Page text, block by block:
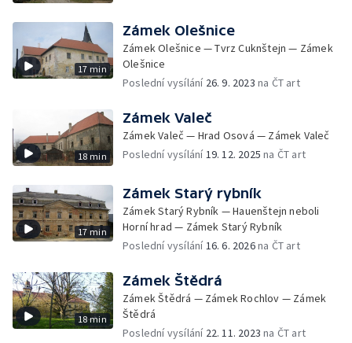
17 min
Zámek Olešnice
Zámek Olešnice — Tvrz Cuknštejn — Zámek
Olešnice
Poslední vysílání 26. 9. 2023 na ČT art
18 min
Zámek Valeč
Zámek Valeč — Hrad Osová — Zámek Valeč
Poslední vysílání19. 12. 2025 na ČT art
17 min
Zámek Starý rybník
Zámek Starý Rybník — Hauenštejn neboli
Horní hrad — Zámek Starý Rybník
Poslední vysílání16. 6. 2026na ČT art
18 min
Zámek Štědrá
Zámek Štědrá — Zámek Rochlov — Zámek
Štědrá
Poslední vysílání 22. 11. 2023 na ČT art